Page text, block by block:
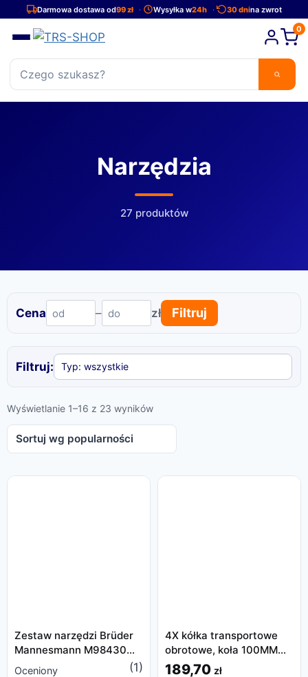
PrzejdźDarmowa dostawa od99 zł Wysyłka w24h 30 dnina zwrot
0
Narzędzia
27 produktów
Cena – zł Filtruj
Filtruj:
Wyświetlanie 1–16 z 23 wynikówPosortowane
według
popularności
Zestaw narzędzi Brüder
Mannesmann M98430
215 el.
Oceniony
(1)
4X kółka transportowe
obrotowe, koła 100MM
460KG z hamulcem
189,70 zł